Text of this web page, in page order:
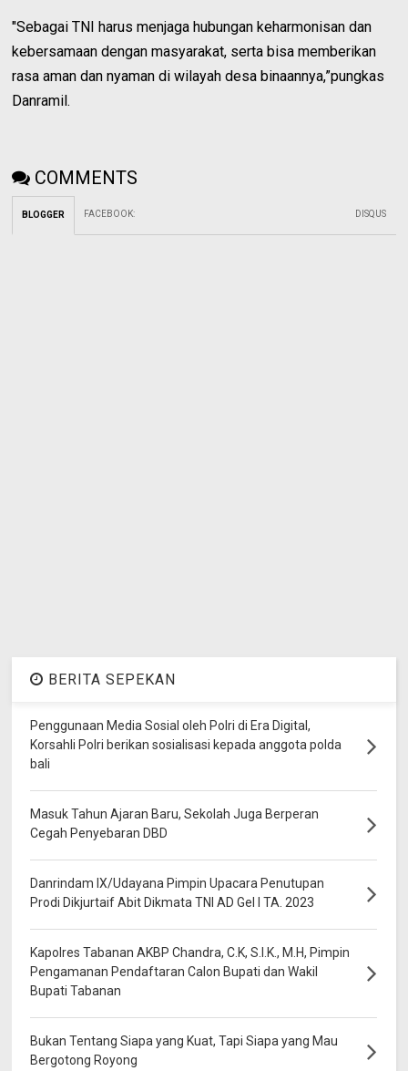
"Sebagai TNI harus menjaga hubungan keharmonisan dan
kebersamaan dengan masyarakat, serta bisa memberikan
rasa aman dan nyaman di wilayah desa binaannya,”pungkas
Danramil.
COMMENTS
BLOGGER FACEBOOK: DISQUS
BERITA SEPEKAN
Penggunaan Media Sosial oleh Polri di Era Digital,
Korsahli Polri berikan sosialisasi kepada anggota polda
bali
Masuk Tahun Ajaran Baru, Sekolah Juga Berperan
Cegah Penyebaran DBD
Danrindam IX/Udayana Pimpin Upacara Penutupan
Prodi Dikjurtaif Abit Dikmata TNI AD Gel I TA. 2023
Kapolres Tabanan AKBP Chandra, C.K, S.I.K., M.H, Pimpin
Pengamanan Pendaftaran Calon Bupati dan Wakil
Bupati Tabanan
Bukan Tentang Siapa yang Kuat, Tapi Siapa yang Mau
Bergotong Royong